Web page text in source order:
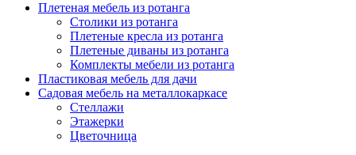
Плетеная мебель из ротанга
Столики из ротанга
Плетеные кресла из ротанга
Плетеные диваны из ротанга
Комплекты мебели из ротанга
Пластиковая мебель для дачи
Садовая мебель на металлокаркасе
Стеллажи
Этажерки
Цветочница